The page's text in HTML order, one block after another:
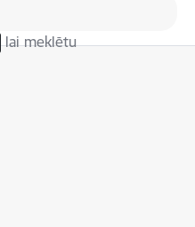
lai meklētu